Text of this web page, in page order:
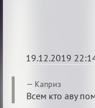
19.12.2019
Re:
Обсуждение
Каприз
Всем кто аву